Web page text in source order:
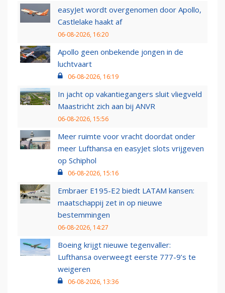
easyJet wordt overgenomen door Apollo,
Castlelake haakt af
06-08-2026, 16:20
Apollo geen onbekende jongen in de
luchtvaart
06-08-2026, 16:19
In jacht op vakantiegangers sluit vliegveld
Maastricht zich aan bij ANVR
06-08-2026, 15:56
Meer ruimte voor vracht doordat onder
meer Lufthansa en easyJet slots vrijgeven
op Schiphol
06-08-2026, 15:16
Embraer E195-E2 biedt LATAM kansen:
maatschappij zet in op nieuwe
bestemmingen
06-08-2026, 14:27
Boeing krijgt nieuwe tegenvaller:
Lufthansa overweegt eerste 777-9’s te
weigeren
06-08-2026, 13:36